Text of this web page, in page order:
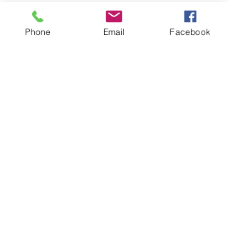
ul. Władysława IV 28, Gdynia
Phone Email Facebook